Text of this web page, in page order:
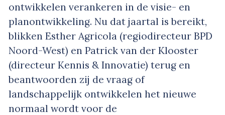
ontwikkelen verankeren in de visie- en
planontwikkeling. Nu dat jaartal is bereikt,
blikken Esther Agricola (regiodirecteur BPD
Noord-West) en Patrick van der Klooster
(directeur Kennis & Innovatie) terug en
beantwoorden zij de vraag of
landschappelijk ontwikkelen het nieuwe
normaal wordt voor de